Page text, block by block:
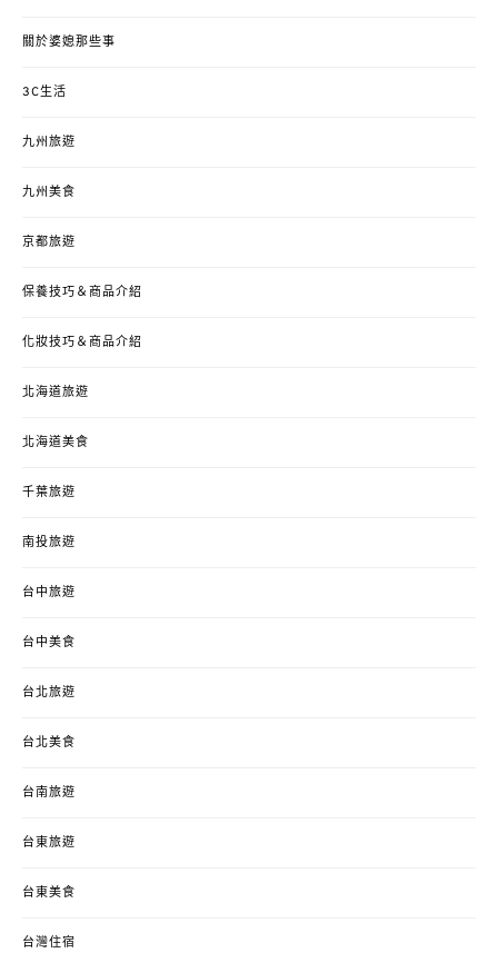
關於婆媳那些事
3C生活
九州旅遊
九州美食
京都旅遊
保養技巧＆商品介紹
化妝技巧＆商品介紹
北海道旅遊
北海道美食
千葉旅遊
南投旅遊
台中旅遊
台中美食
台北旅遊
台北美食
台南旅遊
台東旅遊
台東美食
台灣住宿